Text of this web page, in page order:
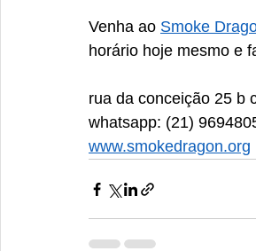
Venha ao Smoke
horário hoje mesmo e
rua da conceição 25 b
whatsapp: (21)
www.smokedragon.org